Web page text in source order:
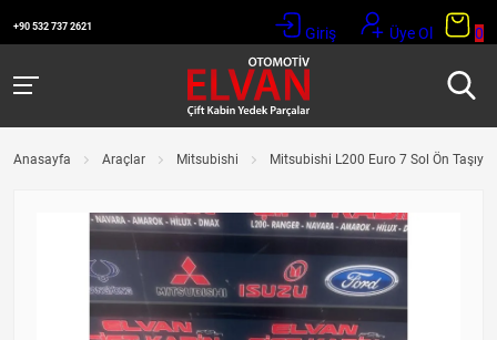
+90 532 737 2621 Giriş Üye Ol 0
Anasayfa Araçlar Mitsubishi Mitsubishi L200 Euro 7 Sol Ön